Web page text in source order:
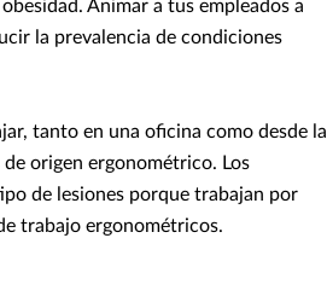
Animar a tus empleados a
la prevalencia de condiciones
tanto en una oficina como desde la
origen ergonométrico. Los
de lesiones porque trabajan por
trabajo ergonométricos.